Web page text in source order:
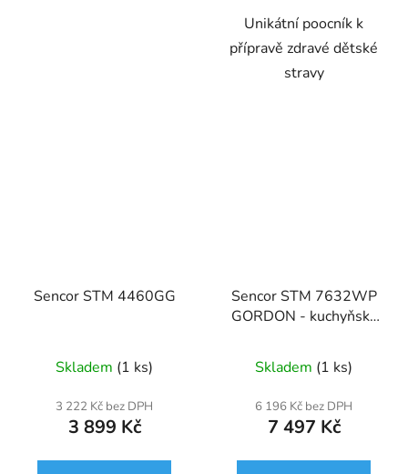
Unikátní poocník k
přípravě zdravé dětské
stravy
Sencor STM 4460GG
Skladem (1 ks)
3 222 Kč bez DPH
3 899 Kč
Sencor STM 7632WP
GORDON - kuchyňský
Skladem (1 ks)
6 196 Kč bez DPH
7 497 Kč